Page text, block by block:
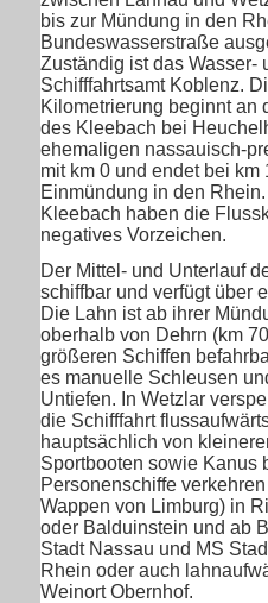
bis zur Mündung in den
Bundeswasserstraße
Zuständig ist das Wasser-
Schifffahrtsamt Koblenz.
Kilometrierung beginnt an
des Kleebach bei
ehemaligen nassauisch-
mit km 0 und endet bei km
Einmündung in den
Kleebach haben die
negatives Vorzeichen.
Der Mittel- und Unterlauf
schiffbar und verfügt über
Die Lahn ist ab ihrer
oberhalb von Dehrn (km
größeren Schiffen
es manuelle Schleusen
Untiefen. In Wetzlar
die Schifffahrt
hauptsächlich von
Sportbooten sowie Kanus
Personenschiffe
Wappen von Limburg) in
oder Balduinstein und ab
Stadt Nassau und MS
Rhein oder auch
Weinort Obernhof.